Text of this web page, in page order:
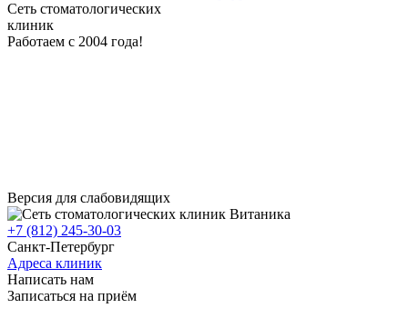
Сеть стоматологических
клиник
Работаем с 2004 года!
Версия для слабовидящих
+7 (812) 245-30-03
Санкт-Петербург
Адреса клиник
Написать нам
Записаться на приём